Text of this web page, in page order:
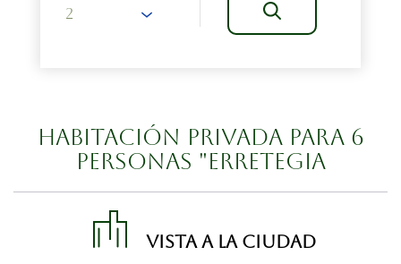
HABITACIÓN PRIVADA PARA 6
PERSONAS "ERRETEGIA
VISTA A LA CIUDAD